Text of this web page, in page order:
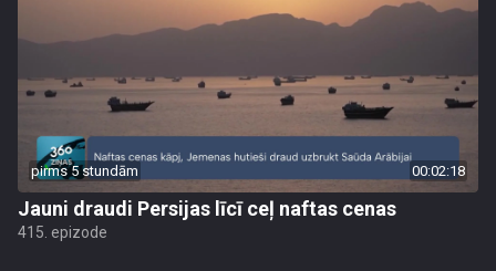
pirms 5 stundām 00:02:18
Jauni draudi Persijas līcī ceļ naftas cenas
415. epizode